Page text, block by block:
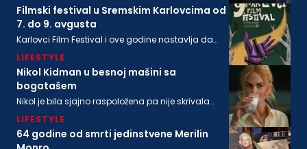
albuma "Wild God"
Filmski festival u Sremskim Karlovcima od
7. do 9. avgusta
Karlovci Film Festival i ove godine nastavlja da
savremenog autorskog izraza
LIFESTYLE
Nikol Kidman u besnoj mašini sa
bogatašem
Nikol je bila sjajno raspoložena pa nije skrivala
biznismenaMajkla Rajstina (55) koji se sve češće
viđa u društvu oskarovke
LIFESTYLE
64 godine od smrti jedinstvene Merilin